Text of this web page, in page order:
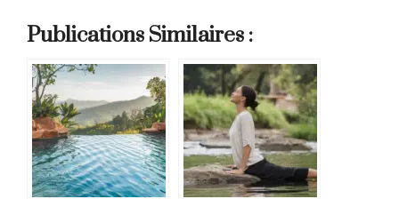
Publications Similaires :